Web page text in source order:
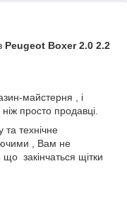
Peugeot Boxer 2.0 2.2
майстерня , і
просто продавці.
та технічне
, Вам не
закінчаться щітки